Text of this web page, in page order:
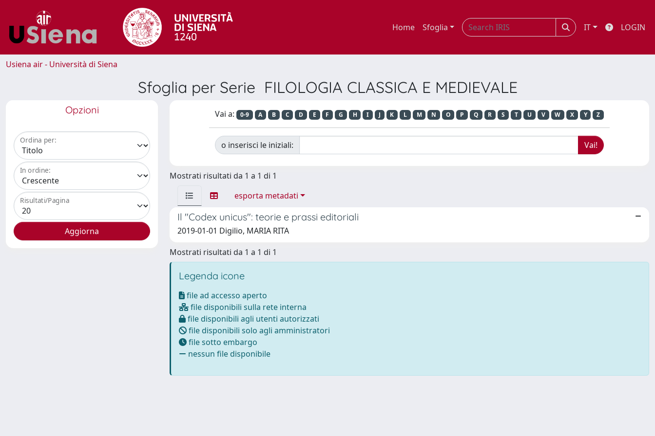
Home Sfoglia IT LOGIN
Usiena air - Università di Siena
Sfoglia per Serie FILOLOGIA CLASSICA E MEDIEVALE
Opzioni
Ordina per:
In ordine:
Risultati/Pagina
Vai a: 0-9 A B C D E F G H I J K L M N O P Q R S T U V W X Y Z
o inserisci le iniziali:
Mostrati risultati da 1 a 1 di 1
esporta metadati
Il "Codex unicus": teorie e prassi editoriali
2019-01-01 Digilio, MARIA RITA
Mostrati risultati da 1 a 1 di 1
Legenda icone
file ad accesso aperto
file disponibili sulla rete interna
file disponibili agli utenti autorizzati
file disponibili solo agli amministratori
file sotto embargo
nessun file disponibile